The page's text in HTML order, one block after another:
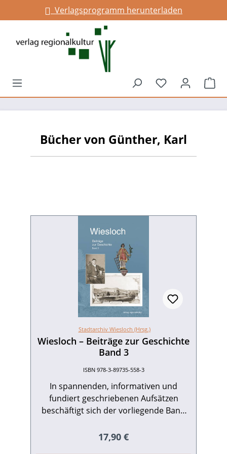
springenVerlagsprogramm herunterladen
Du hast 0
Bücher von Günther, Karl
Stadtarchiv Wiesloch (Hrsg.)
Wiesloch – Beiträge zur Geschichte
Band 3
ISBN 978-3-89735-558-3
In spannenden, informativen und
fundiert geschriebenen Aufsätzen
beschäftigt sich der vorliegende Band
Jahrhundert bis zur Gegenwart. Dabei
Regulärer Preis:
17,90 €